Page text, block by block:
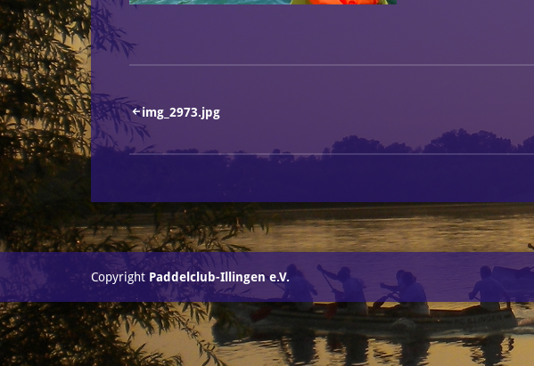
Beitragsnavigation
img_2973.jpg
Copyright Paddelclub-Illingen e.V.